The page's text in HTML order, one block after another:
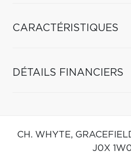
CARACTÉRISTIQUES
DÉTAILS FINANCIERS
CH. WHYTE,
J0X